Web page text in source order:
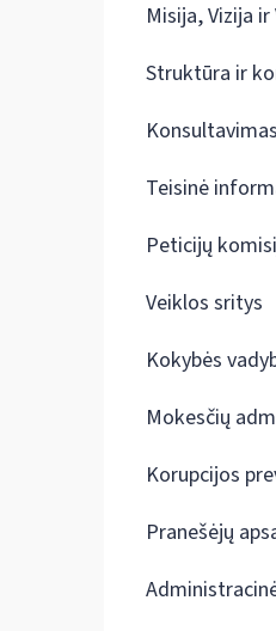
Misija, Vizija
Struktūra ir
Teisinė
Peticijų
Veiklos sritys
Kokybės
Mokesčių
Korupcijos
Pranešėjų